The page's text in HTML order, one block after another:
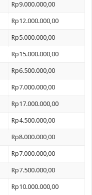
Rp9.000.000,00
Rp12.000.000,00
Rp5.000.000,00
Rp15.000.000,00
Rp6.500.000,00
Rp7.000.000,00
Rp17.000.000,00
Rp4.500.000,00
Rp8.000.000,00
Rp7.000.000,00
Rp7.500.000,00
Rp10.000.000,00